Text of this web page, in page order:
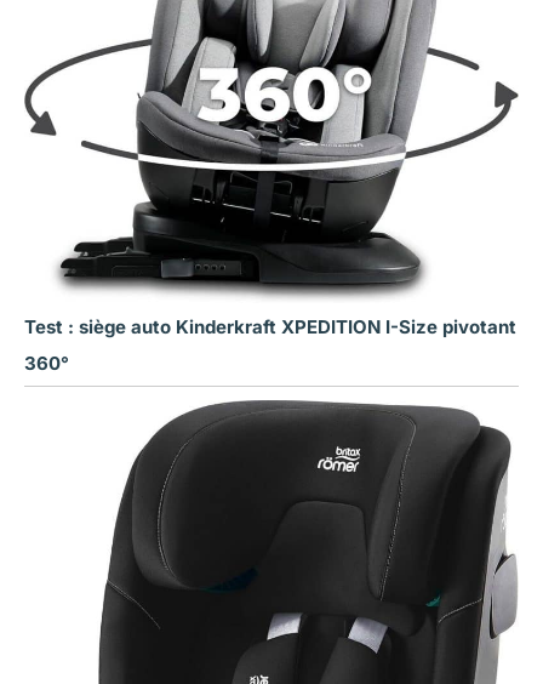
Test : siège auto Kinderkraft XPEDITION I-Size pivotant
360°